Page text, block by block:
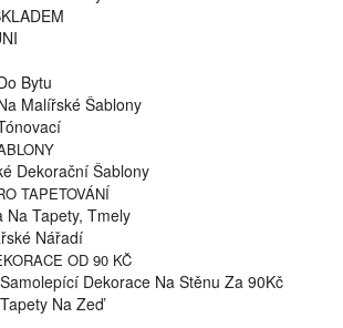
Bytu
Malířské Šablony
Dekorační Šablony
TAPETOVÁNÍ
Na Tapety, Tmely
Nářadí
OD 90 KČ
Dekorace Na Stěnu Za 90Kč
Na Zeď